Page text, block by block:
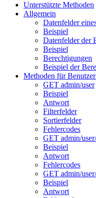
Unterstützte Methoden
Allgemein
Datenfelder
Beispiel
Datenfelder der
Beispiel
Berechtigungen
Beispiel der
Methoden für
GET admin/user
Beispiel
Antwort
Filterfelder
Sortierfelder
Fehlercodes
GET admin/
Beispiel
Antwort
Fehlercodes
GET admin/
Beispiel
Antwort